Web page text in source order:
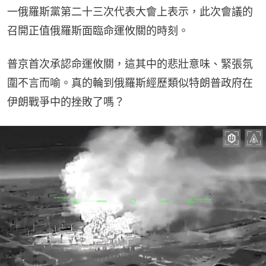
一俄羅斯黨第二十三次代表大會上表示，此次會議的
召開正值俄羅斯面臨命運攸關的時刻。
普京首次承認命運攸關，這其中的悲壯意味、緊張氛
圍不言而喻。真的輪到俄羅斯經歷類似特朗普政府在
伊朗戰爭中的挫敗了嗎？